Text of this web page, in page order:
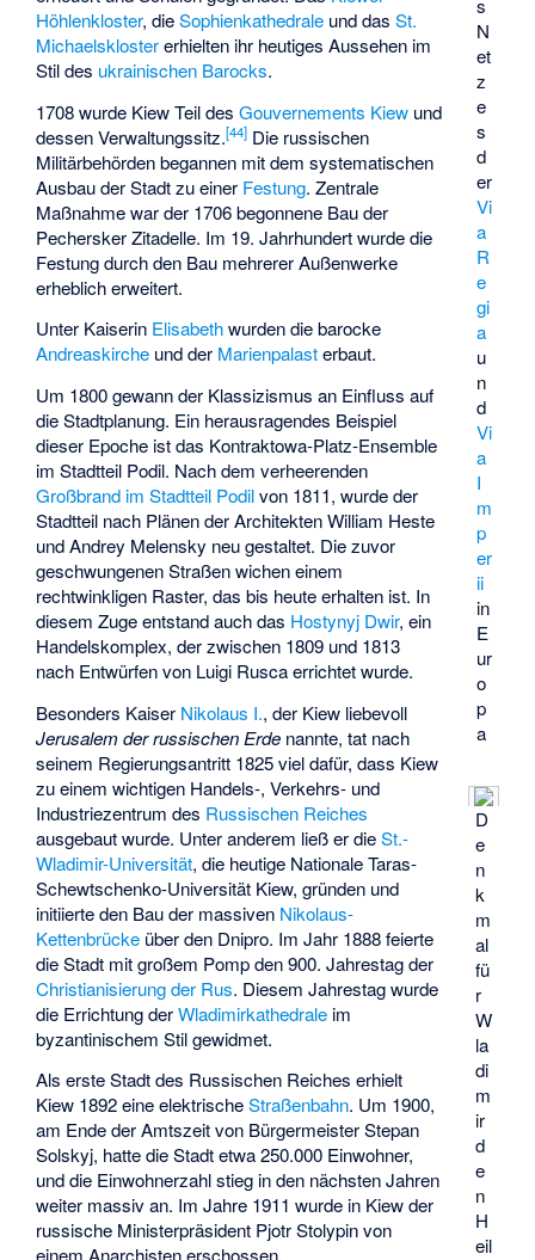
s
N
et
z
e
s
d
er
Vi
a
R
e
gi
a
u
n
d
Vi
a
I
m
p
er
ii
in
E
ur
o
p
a
D
e
n
k
m
al
fü
r
W
la
di
m
ir
d
e
n
H
eil
Höhlenkloster, dieSophienkathedrale und dasSt.
Michaelsklostererhielten ihr heutiges Aussehen im
Stil des ukrainischen Barocks.
1708 wurde Kiew Teil desGouvernements Kiew und
dessen Verwaltungssitz.[44] Die russischen
Militärbehörden begannen mit dem systematischen
Ausbau der Stadt zu einer Festung. Zentrale
Maßnahme war der 1706 begonnene Bau der
Pechersker Zitadelle. Im 19. Jahrhundert wurde die
Festung durch den Bau mehrerer Außenwerke
erheblich erweitert.
Unter Kaiserin Elisabethwurden die barocke
Andreaskirche und der Marienpalasterbaut.
Um 1800 gewann der Klassizismus an Einfluss auf
die Stadtplanung. Ein herausragendes Beispiel
dieser Epoche ist das Kontraktowa-Platz-Ensemble
im Stadtteil Podil. Nach dem verheerenden
Großbrand im Stadtteil Podilvon 1811, wurde der
Stadtteil nach Plänen der Architekten William Heste
und Andrey Melensky neu gestaltet. Die zuvor
geschwungenen Straßen wichen einem
rechtwinkligen Raster, das bis heute erhalten ist. In
diesem Zuge entstand auch das Hostynyj Dwir, ein
Handelskomplex, der zwischen 1809 und 1813
nach Entwürfen von Luigi Rusca errichtet wurde.
Besonders Kaiser Nikolaus I., der Kiew liebevoll
Jerusalem der russischen Erde nannte, tat nach
seinem Regierungsantritt 1825 viel dafür, dass Kiew
zu einem wichtigen Handels-, Verkehrs- und
Industriezentrum des Russischen Reiches
ausgebaut wurde. Unter anderem ließ er dieSt.-
Wladimir-Universität, die heutige Nationale Taras-
Schewtschenko-Universität Kiew, gründen und
initiierte den Bau der massiven Nikolaus-
Kettenbrücke über den Dnipro. Im Jahr 1888 feierte
die Stadt mit großem Pomp den 900. Jahrestag der
Christianisierung der Rus. Diesem Jahrestag wurde
die Errichtung derWladimirkathedrale im
byzantinischem Stilgewidmet.
Als erste Stadt des Russischen Reiches erhielt
Kiew 1892 eine elektrischeStraßenbahn. Um 1900,
am Ende der Amtszeit von BürgermeisterStepan
Solskyj, hatte die Stadt etwa 250.000 Einwohner,
und die Einwohnerzahl stieg in den nächsten Jahren
weiter massiv an. Im Jahre 1911 wurde in Kiew der
russische Ministerpräsident Pjotr Stolypinvon